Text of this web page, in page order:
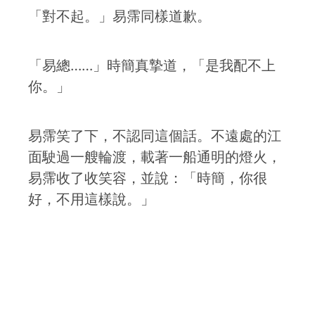
「對不起。」易霈同樣道歉。
「易總……」時簡真摯道，「是我配不上
你。」
易霈笑了下，不認同這個話。不遠處的江
面駛過一艘輪渡，載著一船通明的燈火，
易霈收了收笑容，並說：「時簡，你很
好，不用這樣說。」